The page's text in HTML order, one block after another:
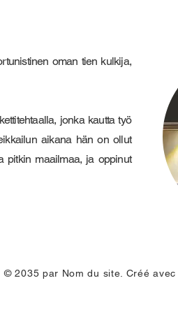
oman tien kulkija,
jonka kautta työ
aikana hän on ollut
pitkin maailmaa, ja oppinut
© 2035 par Nom du site. Créé avec